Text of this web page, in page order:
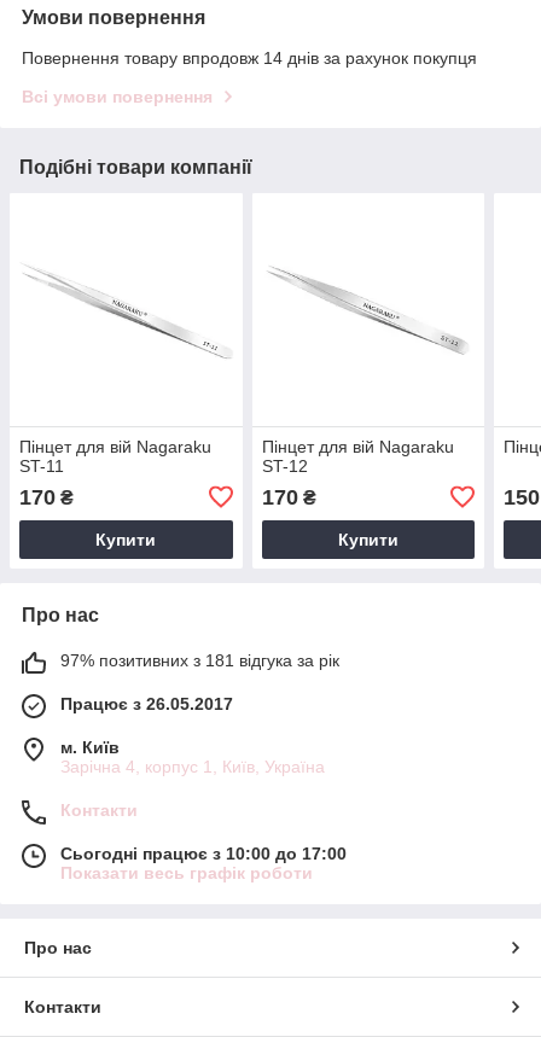
Умови повернення
Повернення товару впродовж 14 днів за рахунок покупця
Всі умови повернення
Подібні товари компанії
Пінцет для вій Nagaraku
ST-11
170 ₴
Купити
Пінцет для вій Nagaraku
ST-12
170₴
Купити
150
Про нас
97% позитивних з 181 відгука за рік
Працює з 26.05.2017
м. Київ
Зарічна 4, корпус 1, Київ, Україна
Контакти
Сьогодні працює з 10:00 до 17:00
Показати весь графік роботи
Про нас
Контакти